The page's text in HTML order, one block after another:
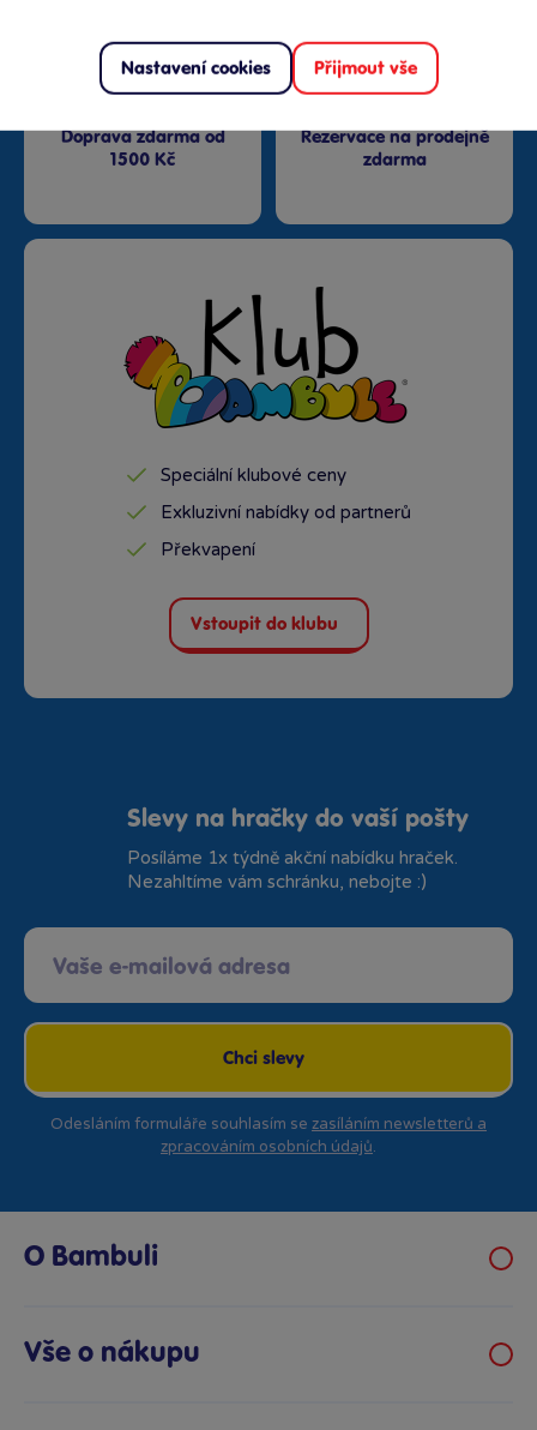
Doprava zdarma od
1500 Kč
Rezervace na prodejně
zdarma
Speciální klubové ceny
Exkluzivní nabídky od partnerů
Překvapení
Vstoupit do klubu
Slevy na hračky do vaší pošty
Posíláme 1x týdně akční nabídku hraček.
Nezahltíme vám schránku, nebojte :)
Chci slevy
Odesláním formuláře souhlasím se zasíláním newsletterů a
zpracováním osobních údajů.
O Bambuli
Prodejny Bambule
Vše o nákupu
Nastavení cookies Přijmout vše